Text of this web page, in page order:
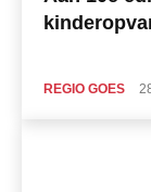
REGIO GOES